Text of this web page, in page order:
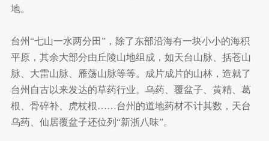
地。
台州“七山一水两分田”，除了东部沿海有一块小小的海积
平原，其余大部分由丘陵山地组成，如天台山脉、括苍山
脉、大雷山脉、雁荡山脉等等。成片成片的山林，造就了
台州自古以来发达的草药行业。乌药、覆盆子、黄精、葛
根、骨碎补、虎杖根……台州的道地药材不计其数，天台
乌药、仙居覆盆子还位列“新浙八味”。